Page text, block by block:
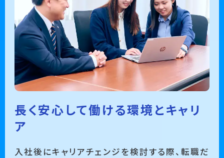
長く安心して働ける環境とキャリ
ア
入社後にキャリアチェンジを検討する際、転職だ